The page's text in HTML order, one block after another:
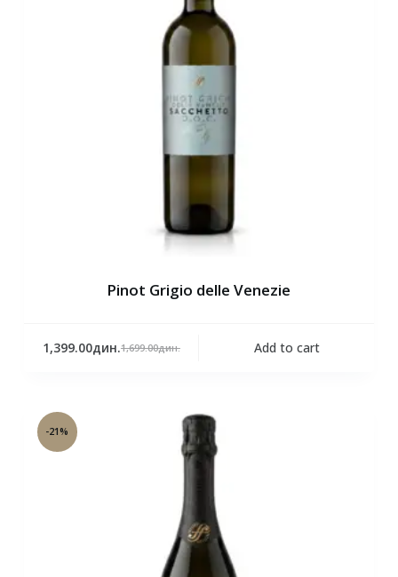
Pinot Grigio delle Venezie
1,699.00дин.
1,399.00дин. Add to cart
-21%